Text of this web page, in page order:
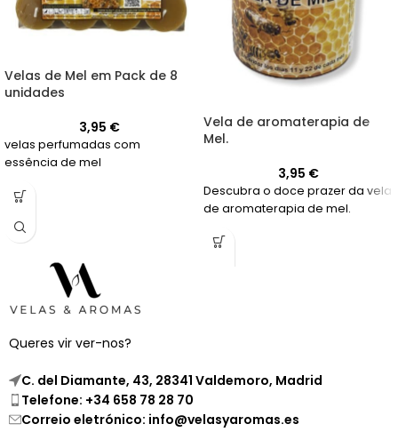
Velas de Mel em Pack de 8
unidades
3,95 €
velas perfumadas com
essência de mel
Vela de aromaterapia de
Mel.
3,95 €
Descubra o doce prazer da vela
de aromaterapia de mel.
Queres vir ver-nos?
C. del Diamante, 43, 28341 Valdemoro, Madrid
Telefone: +34 658 78 28 70
Correio eletrónico: info@velasyaromas.es